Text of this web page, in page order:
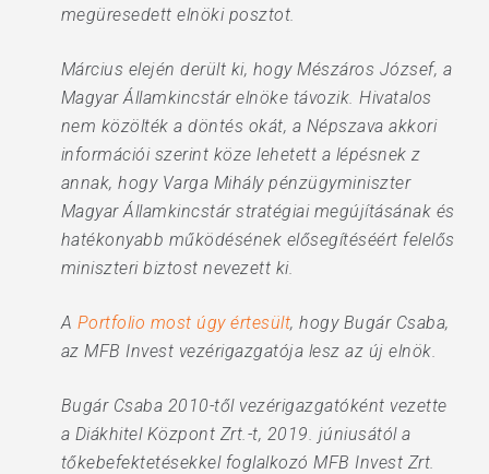
megüresedett elnöki posztot.
Március elején derült ki, hogy Mészáros József, a
Magyar Államkincstár elnöke távozik. Hivatalos
nem közölték a döntés okát, a Népszava akkori
információi szerint köze lehetett a lépésnek z
annak, hogy Varga Mihály pénzügyminiszter
Magyar Államkincstár stratégiai megújításának és
hatékonyabb működésének elősegítéséért felelős
miniszteri biztost nevezett ki.
A Portfolio most úgy értesült, hogy Bugár Csaba,
az MFB Invest vezérigazgatója lesz az új elnök.
Bugár Csaba 2010-től vezérigazgatóként vezette
a Diákhitel Központ Zrt.-t, 2019. júniusától a
tőkebefektetésekkel foglalkozó MFB Invest Zrt.